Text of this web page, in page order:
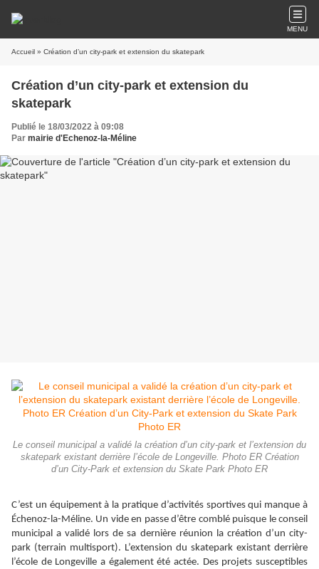
MENU
Accueil » Création d’un city-park et extension du skatepark
Création d’un city-park et extension du
skatepark
Publié le 18/03/2022 à 09:08
Par mairie d'Echenoz-la-Méline
Le conseil municipal a validé la création d’un city-park et l’extension du
skatepark existant derrière l’école de Longeville. Photo ER Création
d’un City-Park et extension du Skate Park Photo ER
C’est un équipement à la pratique d’activités sportives qui manque à
Échenoz-la-Méline. Un vide en passe d’être comblé puisque le conseil
municipal a validé lors de sa dernière réunion la création d’un city-
park (terrain multisport). L’extension du skatepark existant derrière
l’école de Longeville a également été actée. Des projets susceptibles